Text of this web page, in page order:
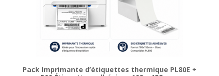
Pack Imprimante d’étiquettes thermique PL80E +